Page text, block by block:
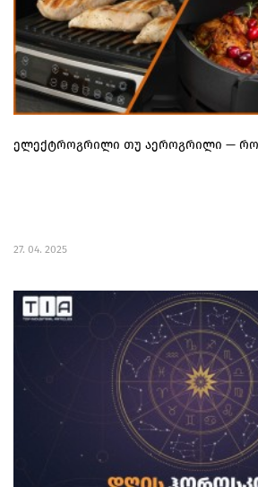
ელექტროგრილი თუ აეროგრილი —
27. 04. 2025